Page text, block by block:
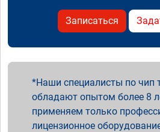
Записаться
Наши специалисты по чип
обладают опытом более 8
применяем только
лицензионное